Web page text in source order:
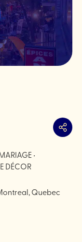
•
DÉCOR
Quebec